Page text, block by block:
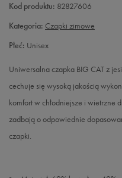
Kod produktu: 82827606
Kategoria: Czapki zimowe
Płeć: Unisex
Uniwersalna czapka BIG CAT z
cechuje się wysoką jakością
komfort w chłodniejsze i wietrzne
zadbają o odpowiednie
czapki.